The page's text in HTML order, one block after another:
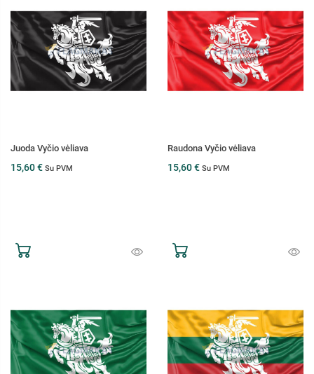
Juoda Vyčio vėliava
15,60 € Su PVM
Raudona Vyčio vėliava
15,60 € Su PVM